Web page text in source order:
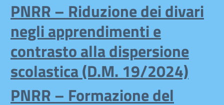
PNRR – Riduzione dei divari
negli apprendimenti e
contrasto alla dispersione
scolastica (D.M. 19/2024)
PNRR – Formazione del